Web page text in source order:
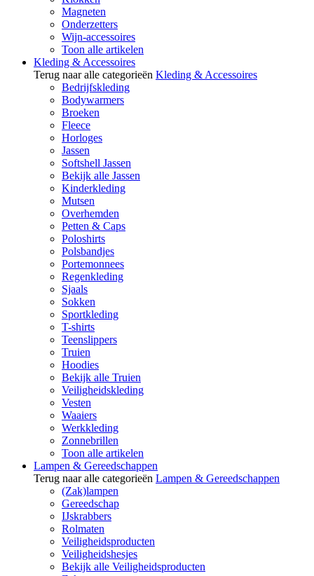
Magneten
Onderzetters
Wijn-accessoires
Toon alle artikelen
Kleding & Accessoires
Terug naar alle categorieën Kleding & Accessoires
Bedrijfskleding
Bodywarmers
Broeken
Fleece
Horloges
Jassen
Softshell Jassen
Bekijk alle Jassen
Kinderkleding
Mutsen
Overhemden
Petten & Caps
Poloshirts
Polsbandjes
Portemonnees
Regenkleding
Sjaals
Sokken
Sportkleding
T-shirts
Teenslippers
Truien
Hoodies
Bekijk alle Truien
Veiligheidskleding
Vesten
Waaiers
Werkkleding
Zonnebrillen
Toon alle artikelen
Lampen & Gereedschappen
Terug naar alle categorieën Lampen & Gereedschappen
(Zak)lampen
Gereedschap
IJskrabbers
Rolmaten
Veiligheidsproducten
Veiligheidshesjes
Bekijk alle Veiligheidsproducten